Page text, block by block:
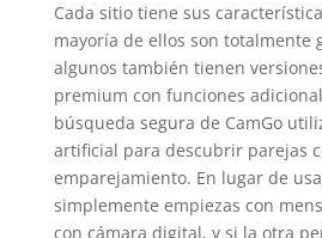
Cada sitio tiene sus
mayoría de ellos son totalmente
algunos también tienen
premium con funciones
búsqueda segura de CamGo
artificial para descubrir parejas
emparejamiento. En lugar de
simplemente empiezas con
con cámara digital, y si la otra